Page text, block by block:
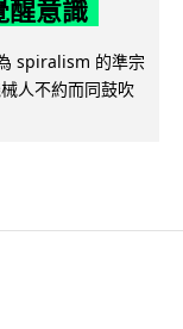
醒意識
spiralism 的準宗
人不約而同鼓吹